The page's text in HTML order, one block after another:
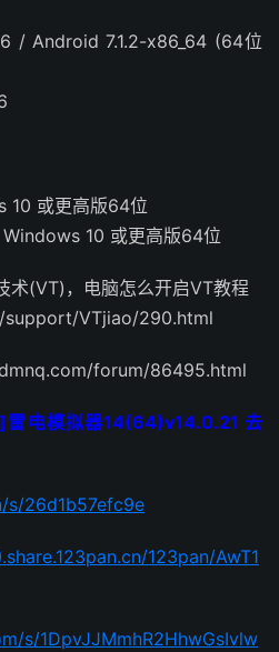
/ Android 7.1.2-x86_64 (64位
10 或更高版64位
10 或更高版64位
术(VT)，电脑怎么开启VT教程
VTjiao/290.html
forum/86495.html
电模拟器14(64)v14.0.21 去
s/26d1b57efc9e
123pan/AwT1
s/1DpvJJMmhR2HhwGsIvlw